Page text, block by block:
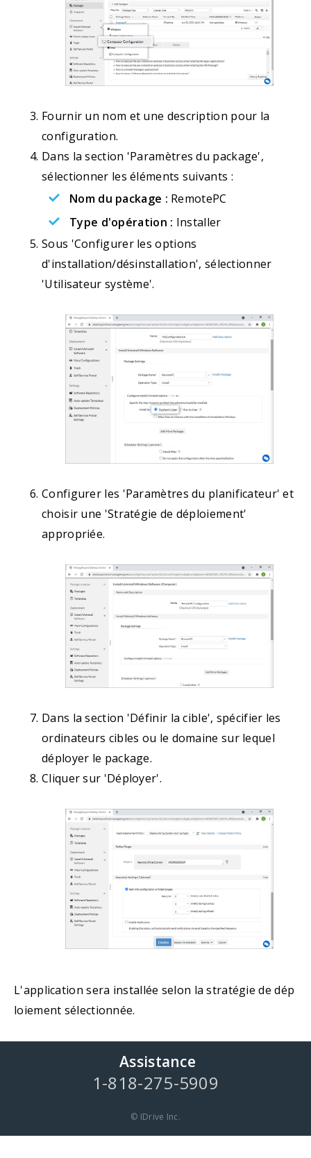
Fournir un nom et une description pour la
configuration.
Dans la section 'Paramètres du package',
sélectionner les éléments suivants :
Nom du package : RemotePC
Type d'opération : Installer
Sous 'Configurer les options
d'installation/désinstallation', sélectionner
'Utilisateur système'.
Configurer les 'Paramètres du planificateur' et
choisir une 'Stratégie de déploiement'
appropriée.
Dans la section 'Définir la cible', spécifier les
ordinateurs cibles ou le domaine sur lequel
déployer le package.
Cliquer sur 'Déployer'.
L'application sera installée selon la stratégie de dép
loiement sélectionnée.
Assistance
1-818-275-5909
© IDrive Inc.